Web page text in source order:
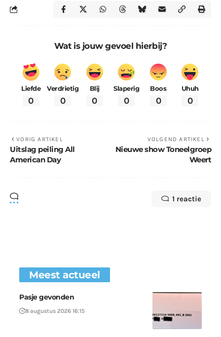
Wat is jouw gevoel hierbij?
Liefde
0
Verdrietig
0
Blij
0
Slaperig
0
Boos
0
Uhuh
0
VORIG ARTIKEL
Uitslag peiling All
American Day
VOLGEND ARTIKEL
Nieuwe show Toneelgroep
Weert
1 reactie
Meest actueel
Pasje gevonden
8 augustus 2026 16:15